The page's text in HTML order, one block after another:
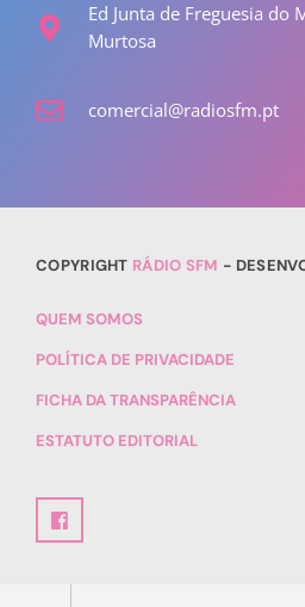
Ed Junta de Freguesia do
Murtosa
comercial@radiosfm.pt
COPYRIGHT RÁDIO SFM -
QUEM SOMOS
POLÍTICA DE PRIVACIDADE
FICHA DA TRANSPARÊNCIA
ESTATUTO EDITORIAL